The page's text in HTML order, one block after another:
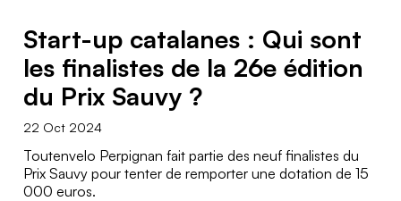
Start-up catalanes : Qui sont
les finalistes de la 26e édition
du Prix Sauvy ?
22 Oct 2024
Toutenvelo Perpignan fait partie des neuf finalistes du
Prix Sauvy pour tenter de remporter une dotation de 15
000 euros.